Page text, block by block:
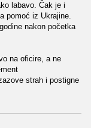
labavo. Čak je i
pomoć iz Ukrajine.
nakon početka
na oficire, a ne
strah i postigne